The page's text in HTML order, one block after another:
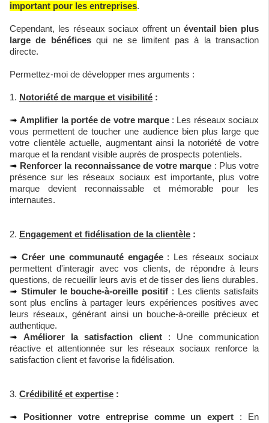
important pour les entreprises.
Cependant, les réseaux sociaux offrent un éventail bien plus
large de bénéficesqui ne se limitent pas à la transaction
directe.
Permettez-moi de développer mes arguments :
1. Notoriété de marque et visibilité :
➟Amplifier la portée de votre marque: Les réseaux sociaux
vous permettent de toucher une audience bien plus large que
votre clientèle actuelle, augmentant ainsi la notoriété de votre
marque et la rendant visible auprès de prospects potentiels.
➟ Renforcer la reconnaissance de votre marque : Plus votre
présence sur les réseaux sociaux est importante, plus votre
marque devient reconnaissable et mémorable pour les
internautes.
2. Engagement et fidélisation de la clientèle :
➟ Créer une communauté engagée: Les réseaux sociaux
permettent d'interagir avec vos clients, de répondre à leurs
questions, de recueillir leurs avis et de tisser des liens durables.
➟ Stimuler le bouche-à-oreille positif : Les clients satisfaits
sont plus enclins à partager leurs expériences positives avec
leurs réseaux, générant ainsi un bouche-à-oreille précieux et
authentique.
➟Améliorer la satisfaction client: Une communication
réactive et attentionnée sur les réseaux sociaux renforce la
satisfaction client et favorise la fidélisation.
3. Crédibilité et expertise :
➟ Positionner votre entreprise comme un expert : En